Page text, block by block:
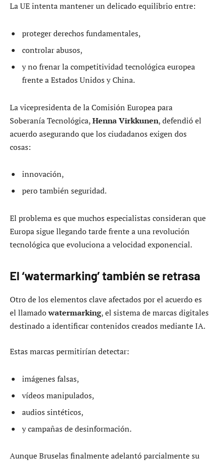
La UE intenta mantener un delicado equilibrio entre:
proteger derechos fundamentales,
controlar abusos,
y no frenar la competitividad tecnológica europea
frente a Estados Unidos y China.
La vicepresidenta de la Comisión Europea para
Soberanía Tecnológica,Henna Virkkunen, defendió el
acuerdo asegurando que los ciudadanos exigen dos
cosas:
innovación,
pero también seguridad.
El problema es que muchos especialistas consideran que
Europa sigue llegando tarde frente a una revolución
tecnológica que evoluciona a velocidad exponencial.
El ‘watermarking’ también se retrasa
Otro de los elementos clave afectados por el acuerdo es
el llamadowatermarking, el sistema de marcas digitales
destinado a identificar contenidos creados mediante IA.
Estas marcas permitirían detectar:
imágenes falsas,
vídeos manipulados,
audios sintéticos,
y campañas de desinformación.
Aunque Bruselas finalmente adelantó parcialmente su